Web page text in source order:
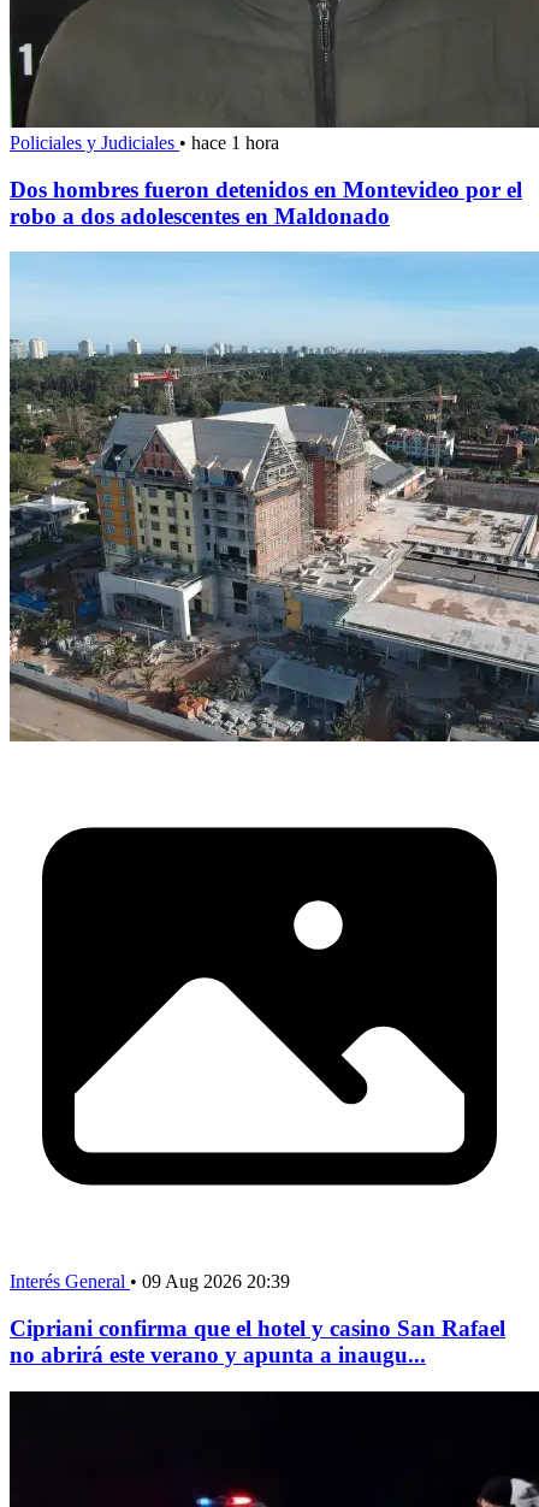
Policiales y Judiciales • hace 1 hora
Dos hombres fueron detenidos en Montevideo por el
robo a dos adolescentes en Maldonado
Interés General • 09 Aug 2026 20:39
Cipriani confirma que el hotel y casino San Rafael
no abrirá este verano y apunta a inaugu...